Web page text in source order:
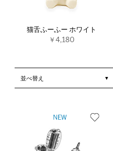
猫舌ふーふー ホワイト
￥4,180
並べ替え